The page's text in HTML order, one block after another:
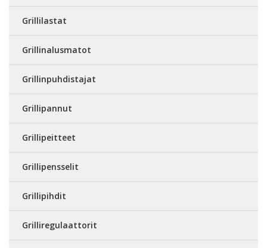
Grillilastat
Grillinalusmatot
Grillinpuhdistajat
Grillipannut
Grillipeitteet
Grillipensselit
Grillipihdit
Grilliregulaattorit